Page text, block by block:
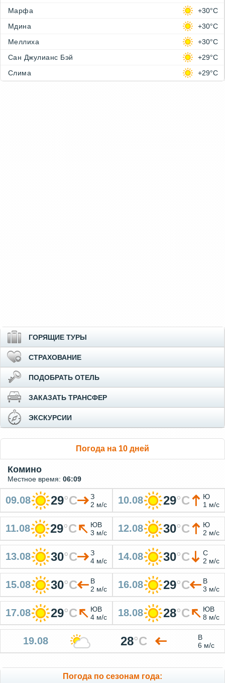
Марфа
+30°C
Мдина
+30°C
Меллиха
+30°C
Сан Джулианс Бэй
+29°C
Слима
+29°C
ГОРЯЩИЕ ТУРЫ
СТРАХОВАНИЕ
ПОДОБРАТЬ ОТЕЛЬ
ЗАКАЗАТЬ ТРАНСФЕР
ЭКСКУРСИИ
Погода на 10 дней
Комино
Местное время: 06:09
09.08 29°C
З
2 м/с
10.08 29°C
Ю
1 м/с
11.08 29°C
ЮВ
3 м/с
12.08 30°C
Ю
2 м/с
13.08 30°C
З
4 м/с
14.08 30°C
С
2 м/с
15.08 30°C
В
2 м/с
16.08 29°C
В
3 м/с
17.08 29°C
ЮВ
4 м/с
18.08 28°C
ЮВ
8 м/с
19.08 28°C
В
6 м/с
Погода по сезонам года: